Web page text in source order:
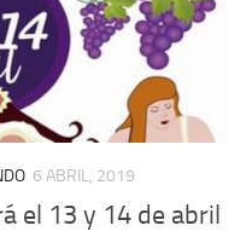
6 ABRIL, 2019
el 13 y 14 de abril